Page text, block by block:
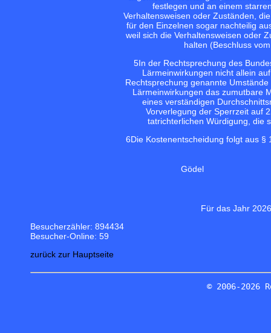
festlegen und an einem
Verhaltensweisen oder Zuständen,
für den Einzelnen sogar nachteilig
weil sich die Verhaltensweisen oder
halten (Beschluss
5In der Rechtsprechung des
Lärmeinwirkungen nicht allein
Rechtsprechung genannte
Lärmeinwirkungen das zumutbare
eines verständigen
Vorverlegung der Sperrzeit auf
tatrichterlichen Würdigung, die
6Die Kostenentscheidung folgt aus §
Gödel
Für das Jahr
Besucherzähler: 894434
Besucher-Online: 59
zurück zur Hauptseite
© 2006-2026